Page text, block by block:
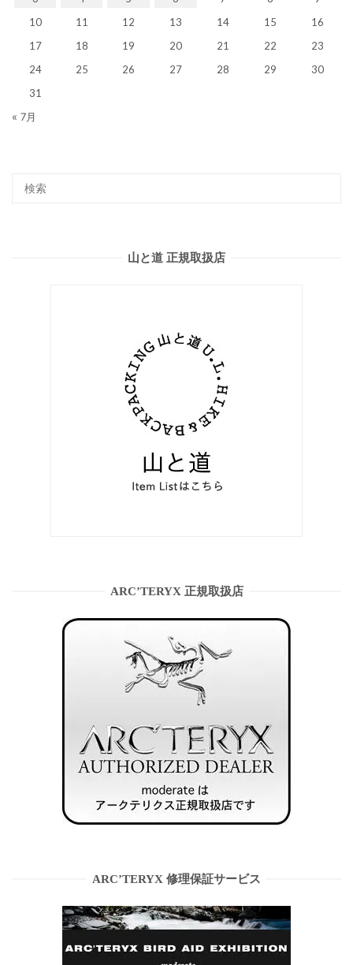
10
11 12 13 14 15
16
17
18 19 20 21 22
23
24
25 26 27 28 29
30
31
« 7月
山と道 正規取扱店
ARC’TERYX 正規取扱店
ARC’TERYX 修理保証サービス